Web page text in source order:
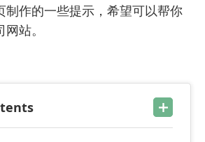
制作的一些提示，希望可以帮你
站。